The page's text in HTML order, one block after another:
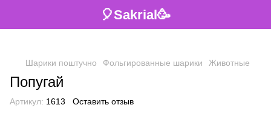
🎈Sakrial🥳
Шарики поштучно Фольгированные шарики Животные
Попугай
Артикул: 1613 Оставить отзыв